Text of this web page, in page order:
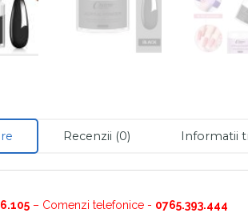
Recenzii (0) Informatii
– Comenzi telefonice - 0765.393.444